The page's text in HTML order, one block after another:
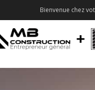
Bienvenue chez